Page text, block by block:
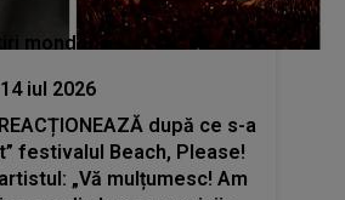
mondene
14 iul 2026
după ce s-a
festivalul Beach, Please!
„Vă mulțumesc! Am